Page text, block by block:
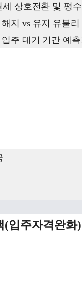
상호전환 및 평수
지 vs 유지 유불리
주 대기 기간 예측
(입주자격완